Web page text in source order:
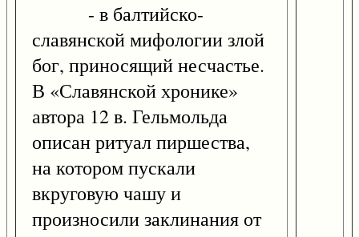
- в балтийско-
славянской мифологии злой
бог, приносящий несчастье.
В «Славянской хронике»
автора 12 в. Гельмольда
описан ритуал пиршества,
на котором пускали
вкруговую чашу и
произносили заклинания от